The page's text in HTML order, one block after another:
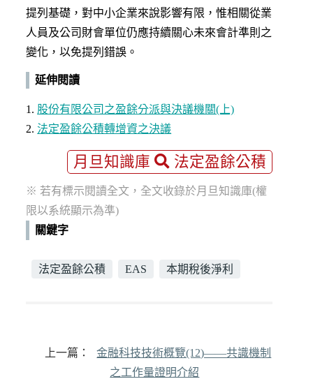
提列基礎，對中小企業來說影響有限，惟相關從業
人員及公司財會單位仍應持續關心未來會計準則之
變化，以免提列錯誤。
延伸閱讀
股份有限公司之盈餘分派與決議機關(上)
法定盈餘公積轉增資之決議
月旦知識庫 法定盈餘公積
※ 若有標示閱讀全文，全文收錄於月旦知識庫(權
限以系統顯示為準)
關鍵字
法定盈餘公積 EAS 本期稅後淨利
上一篇：
金融科技技術概覽(12)——共識機制
之工作量證明介紹